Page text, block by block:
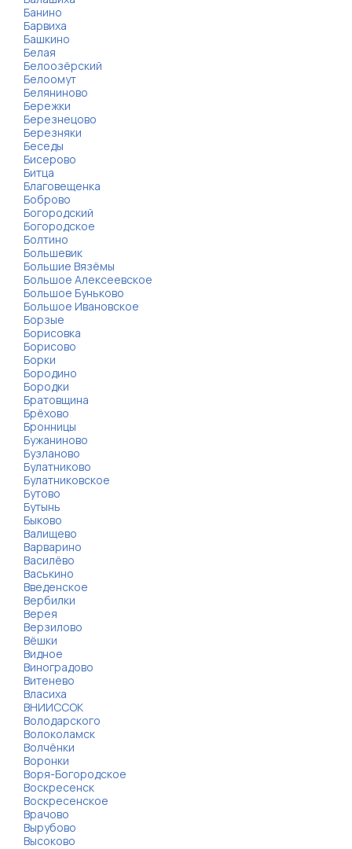
Банино
Барвиха
Башкино
Белая
Белоозёрский
Белоомут
Беляниново
Бережки
Березнецово
Березняки
Беседы
Бисерово
Битца
Благовещенка
Боброво
Богородский
Богородское
Болтино
Большевик
Большие Вязёмы
Большое Алексеевское
Большое Буньково
Большое Ивановское
Борзые
Борисовка
Борисово
Борки
Бородино
Бородки
Братовщина
Брёхово
Бронницы
Бужаниново
Бузланово
Булатниково
Булатниковское
Бутово
Бутынь
Быково
Валищево
Варварино
Василёво
Васькино
Введенское
Вербилки
Верея
Верзилово
Вёшки
Видное
Виноградово
Витенево
Власиха
ВНИИССОК
Володарского
Волоколамск
Волчёнки
Воронки
Воря-Богородское
Воскресенск
Воскресенское
Врачово
Вырубово
Высоково